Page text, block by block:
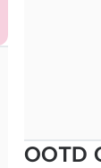
OOTD